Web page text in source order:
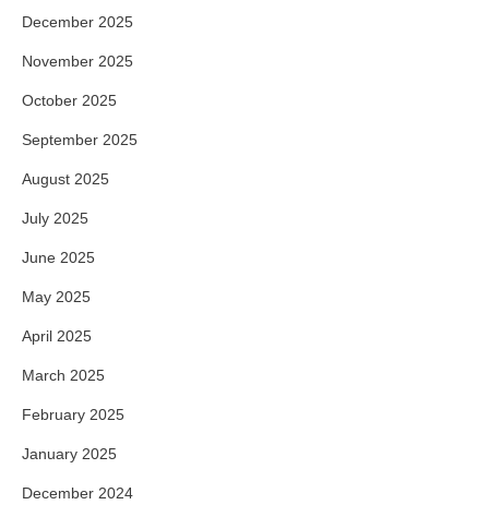
December 2025
November 2025
October 2025
September 2025
August 2025
July 2025
June 2025
May 2025
April 2025
March 2025
February 2025
January 2025
December 2024